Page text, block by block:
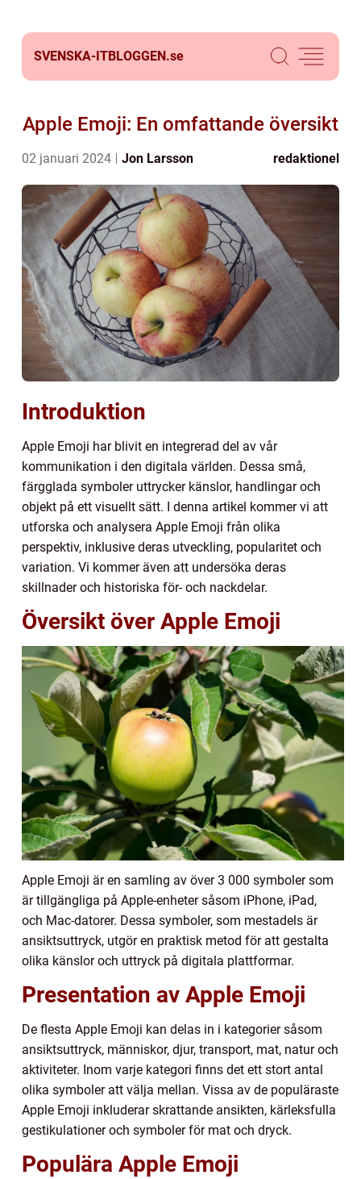
SVENSKA-ITBLOGGEN.se
Apple Emoji: En omfattande översikt
02 januari 2024 Jon Larsson redaktionel
Introduktion
Apple Emoji har blivit en integrerad del av vår
kommunikation i den digitala världen. Dessa små,
färgglada symboler uttrycker känslor, handlingar och
objekt på ett visuellt sätt. I denna artikel kommer vi att
utforska och analysera Apple Emoji från olika
perspektiv, inklusive deras utveckling, popularitet och
variation. Vi kommer även att undersöka deras
skillnader och historiska för- och nackdelar.
Översikt över Apple Emoji
Apple Emoji är en samling av över 3 000 symboler som
är tillgängliga på Apple-enheter såsom iPhone, iPad,
och Mac-datorer. Dessa symboler, som mestadels är
ansiktsuttryck, utgör en praktisk metod för att gestalta
olika känslor och uttryck på digitala plattformar.
Presentation av Apple Emoji
De flesta Apple Emoji kan delas in i kategorier såsom
ansiktsuttryck, människor, djur, transport, mat, natur och
aktiviteter. Inom varje kategori finns det ett stort antal
olika symboler att välja mellan. Vissa av de populäraste
Apple Emoji inkluderar skrattande ansikten, kärleksfulla
gestikulationer och symboler för mat och dryck.
Populära Apple Emoji